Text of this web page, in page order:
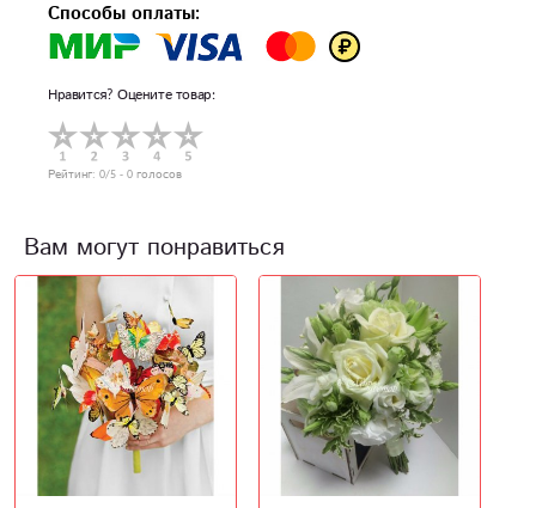
Способы оплаты:
Нравится? Оцените товар:
Рейтинг: 0/5 - 0 голосов
Вам могут понравиться